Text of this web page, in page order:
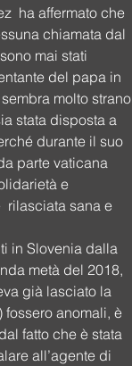
ha affermato che
chiamata dal
mai stati
del papa in
molto strano
stata disposta a
durante il suo
parte vaticana
e
rilasciata sana e
in Slovenia dalla
metà del 2018,
già lasciato la
fossero anomali, è
fatto che è stata
all’agente di